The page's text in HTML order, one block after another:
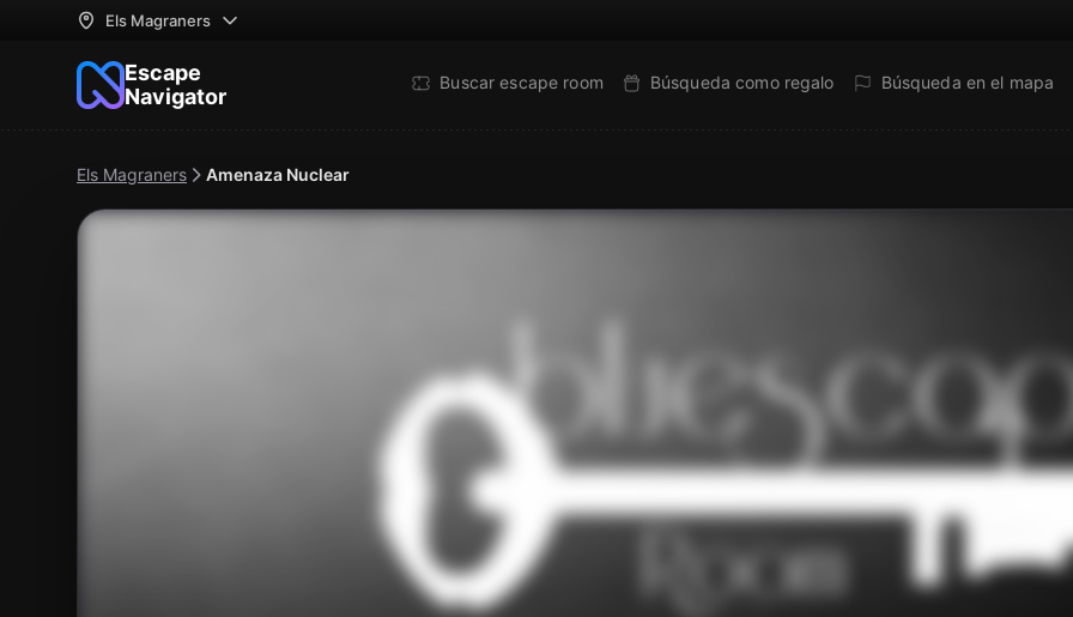
Els Magraners
Escape
Navigator
Buscar escape room Búsqueda como regalo Búsqueda en el mapa
Els Magraners Amenaza Nuclear